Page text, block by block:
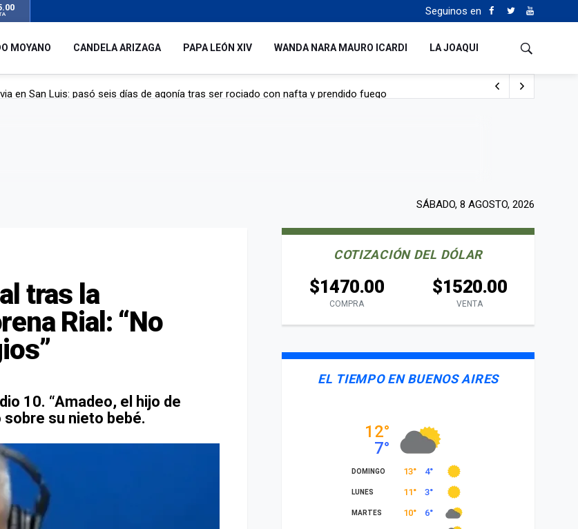
Seguinos en
MOYANO CANDELA ARIZAGA PAPA LEÓN XIV WANDA NARA MAURO ICARDI LA JOAQUI
en San Luis: pasó seis días de agonía tras ser rociado con nafta y prendido fuego
SÁBADO, 8 AGOSTO, 2026
tras la
Rial: “No
10. “Amadeo, el hijo de
sobre su nieto bebé.
COTIZACIÓN DEL DÓLAR
$1470.00
COMPRA
$1520.00
VENTA
EL TIEMPO EN BUENOS AIRES